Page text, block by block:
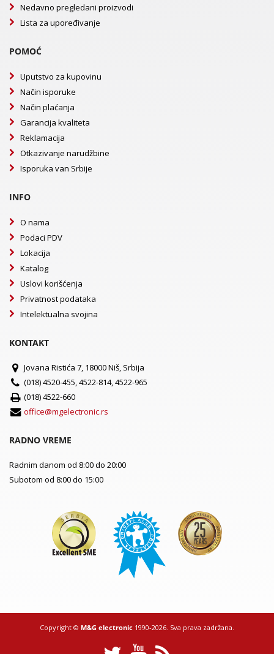
Nedavno pregledani proizvodi
Lista za upoređivanje
POMOĆ
Uputstvo za kupovinu
Način isporuke
Način plaćanja
Garancija kvaliteta
Reklamacija
Otkazivanje narudžbine
Isporuka van Srbije
INFO
O nama
Podaci PDV
Lokacija
Katalog
Uslovi korišćenja
Privatnost podataka
Intelektualna svojina
KONTAKT
Jovana Ristića 7, 18000 Niš, Srbija
(018) 4520-455, 4522-814, 4522-965
(018) 4522-660
office@mgelectronic.rs
RADNO VREME
Radnim danom od 8:00 do 20:00
Subotom od 8:00 do 15:00
Copyright © M&G electronic 1990-2026. Sva prava zadržana.